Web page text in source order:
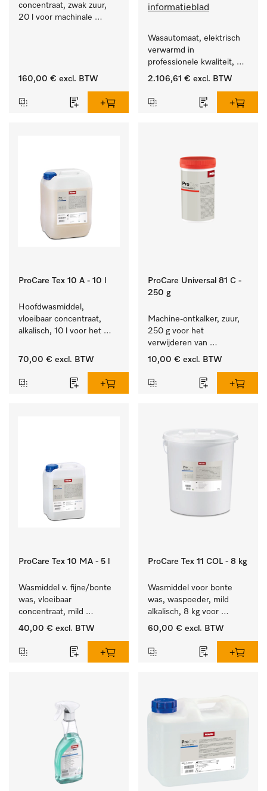
concentraat, zwak zuur,
20 l voor machinale
160,00 € excl. BTW
informatieblad
Wasautomaat, elektrisch
verwarmd in
professionele kwaliteit,
programmaduur van
opstelling.
2.106,61 € excl. BTW
ProCare Tex 10 A - 10 l
Hoofdwasmiddel,
vloeibaar concentraat,
alkalisch, 10 l voor het
en kleurechte bonte was.
70,00 € excl. BTW
ProCare Universal 81 C -
250 g
Machine-ontkalker, zuur,
250 g voor het
verwijderen van
hardnekkige kalkaanslag.
10,00 € excl. BTW
ProCare Tex 10 MA - 5 l
Wasmiddel v. fijne/bonte
was, vloeibaar
concentraat, mild
alkalisch, 5 l voor het
en gevoelig textiel.
40,00 € excl. BTW
ProCare Tex 11 COL - 8 kg
Wasmiddel voor bonte
was, waspoeder, mild
alkalisch, 8 kg voor
behoud van kleur en
was.
60,00 € excl. BTW